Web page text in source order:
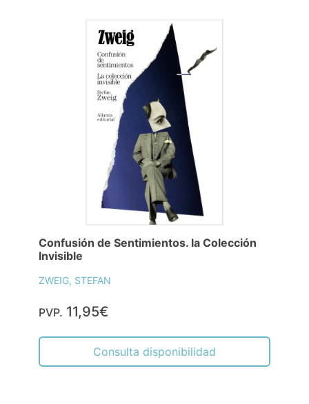
Confusión de Sentimientos. la Colección
Invisible
ZWEIG, STEFAN
PVP. 11,95€
Consulta disponibilidad